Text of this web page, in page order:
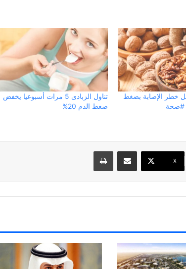
خطر الإصابة بضغط
#صحة
تناول الزبادى 5 مرات أسبوعيا يخفض
ضغط الدم 20%
X
مشاركة عبر البريد طباعة